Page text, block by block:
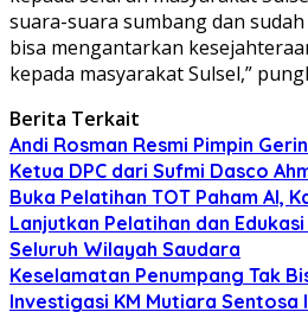
suara-suara sumbang dan
bisa mengantarkan
kepada masyarakat Sulsel,”
Berita Terkait
Andi Rosman Resmi Pimpin
Ketua DPC dari Sufmi Dasco
Buka Pelatihan TOT Paham AI,
Lanjutkan Pelatihan dan
Seluruh Wilayah Saudara
Keselamatan Penumpang Tak
Investigasi KM Mutiara Sentosa